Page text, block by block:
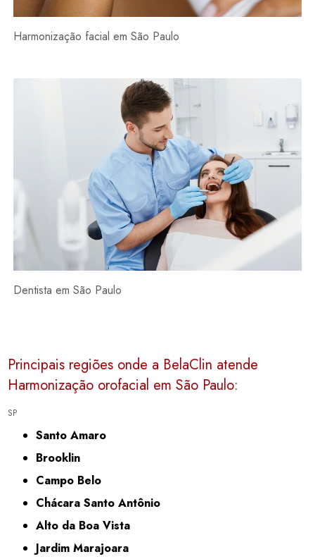
Harmonização facial em São Paulo
Dentista em São Paulo
Principais regiões onde a BelaClin atende
Harmonização orofacial em São Paulo:
SP
Santo Amaro
Brooklin
Campo Belo
Chácara Santo Antônio
Alto da Boa Vista
Jardim Marajoara